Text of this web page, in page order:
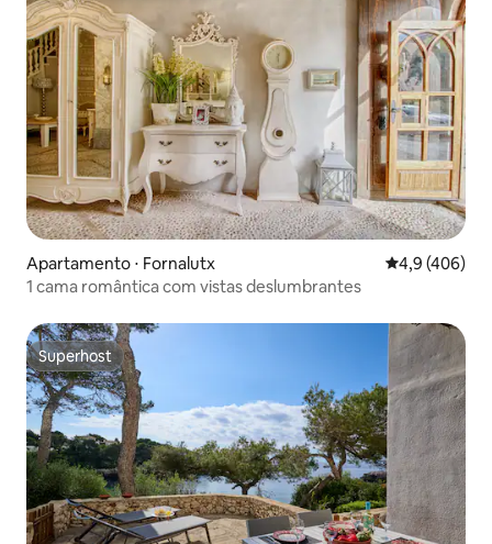
Apartamento ⋅ Fornalutx 4,9 de uma
4,9 (406)
1 cama romântica com vistas deslumbrantes
Superhost
Superhost